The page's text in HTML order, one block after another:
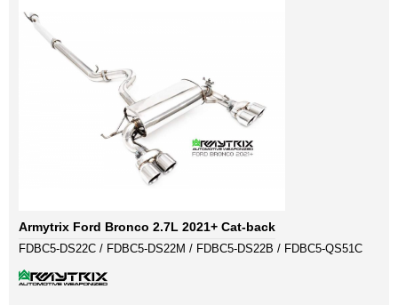
Armytrix Ford Bronco 2.7L 2021+ Cat-back
FDBC5-DS22C / FDBC5-DS22M / FDBC5-DS22B / FDBC5-QS51C